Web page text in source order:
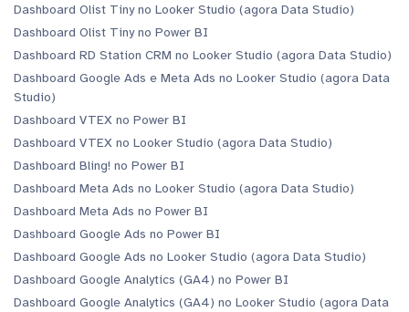
Dashboard Olist Tiny no Looker Studio (agora Data Studio)
Dashboard Olist Tiny no Power BI
Dashboard RD Station CRM no Looker Studio (agora Data Studio)
Dashboard Google Ads e Meta Ads no Looker Studio (agora Data
Studio)
Dashboard VTEX no Power BI
Dashboard VTEX no Looker Studio (agora Data Studio)
Dashboard Bling! no Power BI
Dashboard Meta Ads no Looker Studio (agora Data Studio)
Dashboard Meta Ads no Power BI
Dashboard Google Ads no Power BI
Dashboard Google Ads no Looker Studio (agora Data Studio)
Dashboard Google Analytics (GA4) no Power BI
Dashboard Google Analytics (GA4) no Looker Studio (agora Data